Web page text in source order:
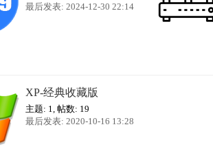
最后发表: 2024-12-30 22:14
XP-经典收藏版
主题: 1, 帖数: 19
最后发表: 2020-10-16 13:28